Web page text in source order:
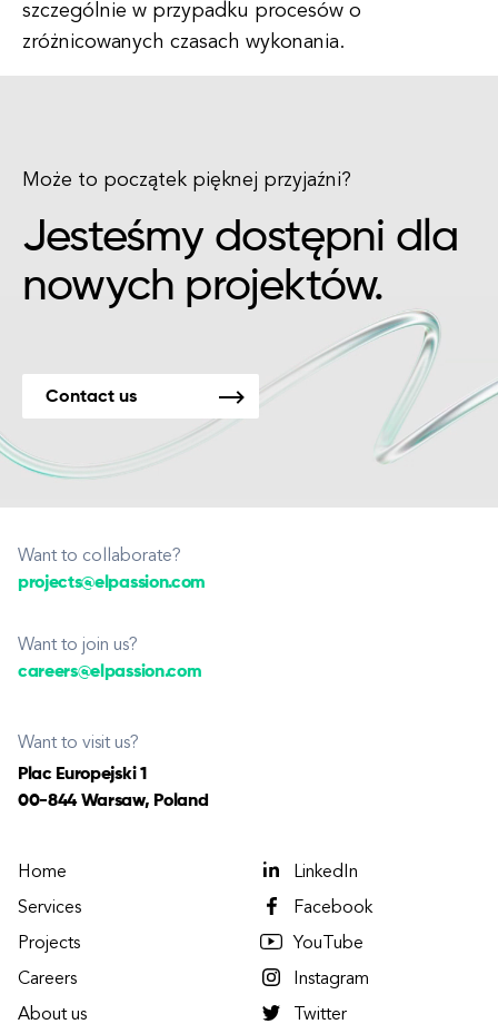
szczególnie w przypadku procesów o
zróżnicowanych czasach wykonania.
Może to początek pięknej przyjaźni?
Jesteśmy dostępni dla
nowych projektów.
Contact us
Want to collaborate?
projects@elpassion.com
Want to join us?
careers@elpassion.com
Want to visit us?
Plac Europejski 1
00-844 Warsaw, Poland
Home
Services
Projects
Careers
About us
LinkedIn
Facebook
YouTube
Instagram
Twitter